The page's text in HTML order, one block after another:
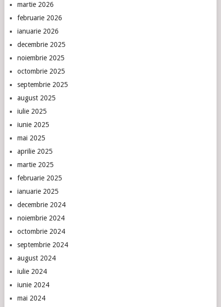
martie 2026
februarie 2026
ianuarie 2026
decembrie 2025
noiembrie 2025
octombrie 2025
septembrie 2025
august 2025
iulie 2025
iunie 2025
mai 2025
aprilie 2025
martie 2025
februarie 2025
ianuarie 2025
decembrie 2024
noiembrie 2024
octombrie 2024
septembrie 2024
august 2024
iulie 2024
iunie 2024
mai 2024